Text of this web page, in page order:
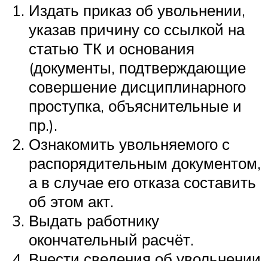
Издать приказ об увольнении,
указав причину со ссылкой на
статью ТК и основания
(документы, подтверждающие
совершение дисциплинарного
проступка, объяснительные и
пр.).
Ознакомить увольняемого с
распорядительным документом,
а в случае его отказа составить
об этом акт.
Выдать работнику
окончательный расчёт.